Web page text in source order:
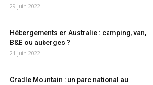
29 juin 2022
Hébergements en Australie : camping, van,
B&B ou auberges ?
21 juin 2022
Cradle Mountain : un parc national au